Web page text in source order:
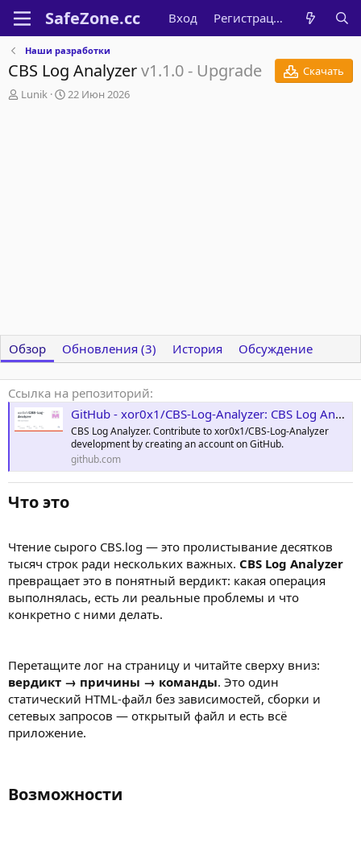
Вход Регистрация
Наши разработки
CBS Log Analyzerv1.1.0 - Upgrade
Скачать
АLunik
Д
22 Июн 2026
Обзор Обновления (3) История Обсуждение
Ссылка на репозиторий
GitHub - xor0x1/CBS-Log-Analyzer: CBS Log Analyzer
CBS Log Analyzer. Contribute to xor0x1/CBS-Log-Analyzer
development by creating an account on GitHub.
github.com
Что это​
Чтение сырого CBS.log — это пролистывание десятков
тысяч строк ради нескольких важных. CBS Log Analyzer
превращает это в понятный вердикт: какая операция
выполнялась, есть ли реальные проблемы и что
конкретно с ними делать.
Перетащите лог на страницу и читайте сверху вниз:
вердикт → причины → команды. Это один
статический HTML-файл без зависимостей, сборки и
сетевых запросов — открытый файл и есть всё
приложение.
Возможности​